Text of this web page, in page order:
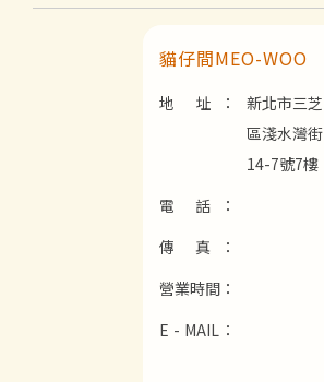
貓仔間MEO-WOO
地 址：
新北市三芝
區淺水灣街
14-7號7樓
電 話：
傳 真：
營業時間：
E - MAIL：